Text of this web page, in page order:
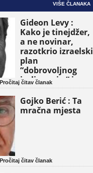
VIŠE ČLANAKA
Gideon Levy :
Kako je tinejdžer,
a ne novinar,
razotkrio izraelski
plan
“dobrovoljnog
iseljavanja ” iz
Gaze
Pročitaj čitav članak
Gojko Berić : Ta
mračna mjesta
Pročitaj čitav članak